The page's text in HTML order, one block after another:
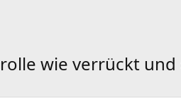
wie verrückt und